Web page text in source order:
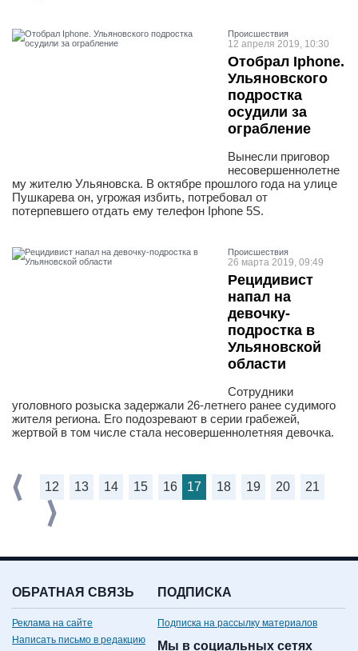
Проиcшествия
12 апреля 2019, 10:30
Отобрал Iрhone.
Ульяновского
подростка
осудили за
ограбление
Вынесли приговор
несовершеннолетне
му жителю Ульяновска. В октябре прошлого года на улице
Пушкарева он, угрожая избить, потребовал от
потерпевшего отдать ему телефон Iрhone 5S.
Проиcшествия
26 марта 2019, 09:49
Рецидивист
напал на
девочку-
подростка в
Ульяновской
области
Сотрудники
уголовного розыска задержали 26-летнего ранее судимого
жителя региона. Его подозревают в серии грабежей,
жертвой в том числе стала несовершеннолетняя девочка.
12 13 14 15 16 17 18 19 20 21
ОБРАТНАЯ СВЯЗЬ
Реклама на сайте
Написать письмо в редакцию
ПОДПИСКА
Подписка на рассылку материалов
Мы в социальных сетях